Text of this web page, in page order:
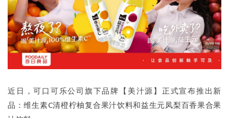
近日，可口可乐公司旗下品牌【美汁源】正式宣布推出新
品：维生素C清橙柠柚复合果汁饮料和益生元凤梨百香果合果